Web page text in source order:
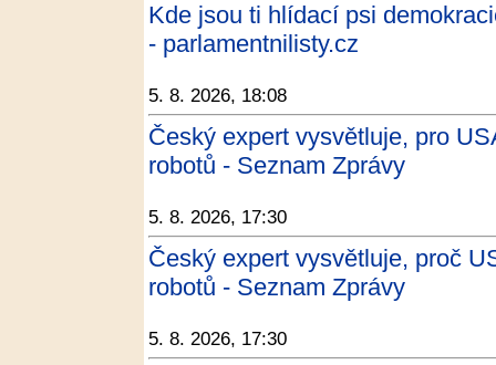
Kde jsou ti hlídací psi
- parlamentnilisty.cz
5. 8. 2026, 18:08
Český expert vysvětluje, pro
robotů - Seznam Zprávy
5. 8. 2026, 17:30
Český expert vysvětluje, proč
robotů - Seznam Zprávy
5. 8. 2026, 17:30